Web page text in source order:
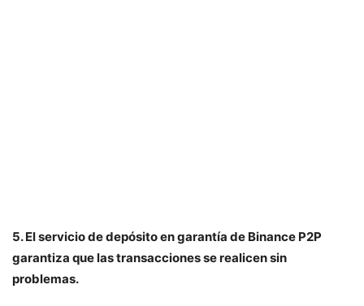
5. El servicio de depósito en garantía de Binance P2P
garantiza que las transacciones se realicen sin
problemas.